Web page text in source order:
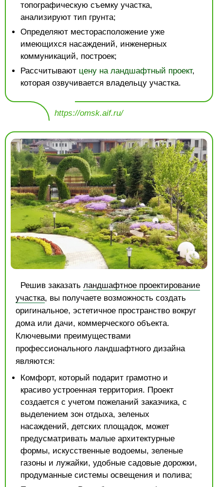
топографическую съемку участка,
анализируют тип грунта;
Определяют месторасположение уже
имеющихся насаждений, инженерных
коммуникаций, построек;
Рассчитывают цену на ландшафтный проект,
которая озвучивается владельцу участка.
https://omsk.aif.ru/
Решив заказать ландшафтное проектирование
участка, вы получаете возможность создать
оригинальное, эстетичное пространство вокруг
дома или дачи, коммерческого объекта.
Ключевыми преимуществами
профессионального ландшафтного дизайна
являются:
Комфорт, который подарит грамотно и
красиво устроенная территория. Проект
создается с учетом пожеланий заказчика, с
выделением зон отдыха, зеленых
насаждений, детских площадок, может
предусматривать малые архитектурные
формы, искусственные водоемы, зеленые
газоны и лужайки, удобные садовые дорожки,
продуманные системы освещения и полива;